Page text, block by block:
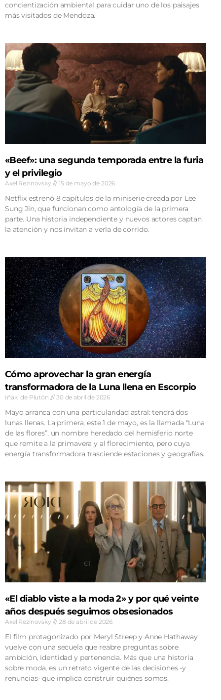
concientización ambiental para cuidar uno de los paisajes
más visitados de Mendoza.
«Beef»: una segunda temporada entre la furia
y el privilegio
Axel Rezinovsky 15 de mayo de 2026
Netflix estrenó 8 capítulos de la miniserie creada por Lee
Sung Jin, que funcionan como antología de la primera
parte. Una historia independiente y nuevos actores captan
la atención y nos invitan a verla de corrido.
Cómo aprovechar la gran energía
transformadora de la Luna llena en Escorpio
Iñaki de Plutón 30 de abril de 2026
Mayo arranca con una particularidad astral: tendrá dos
lunas llenas. La primera, este 1 de mayo, es la llamada “Luna
de las flores”, un nombre heredado del hemisferio norte
que remite a la primavera y al florecimiento, pero cuya
energía transformadora trasciende estaciones y geografías.
«El diablo viste a la moda 2» y por qué veinte
años después seguimos obsesionados
Axel Rezinovsky 28 de abril de 2026
El film protagonizado por Meryl Streep y Anne Hathaway
vuelve con una secuela que reabre preguntas sobre
ambición, identidad y pertenencia. Más que una historia
sobre moda, es un retrato vigente de las decisiones -y
renuncias- que implica construir quiénes somos.